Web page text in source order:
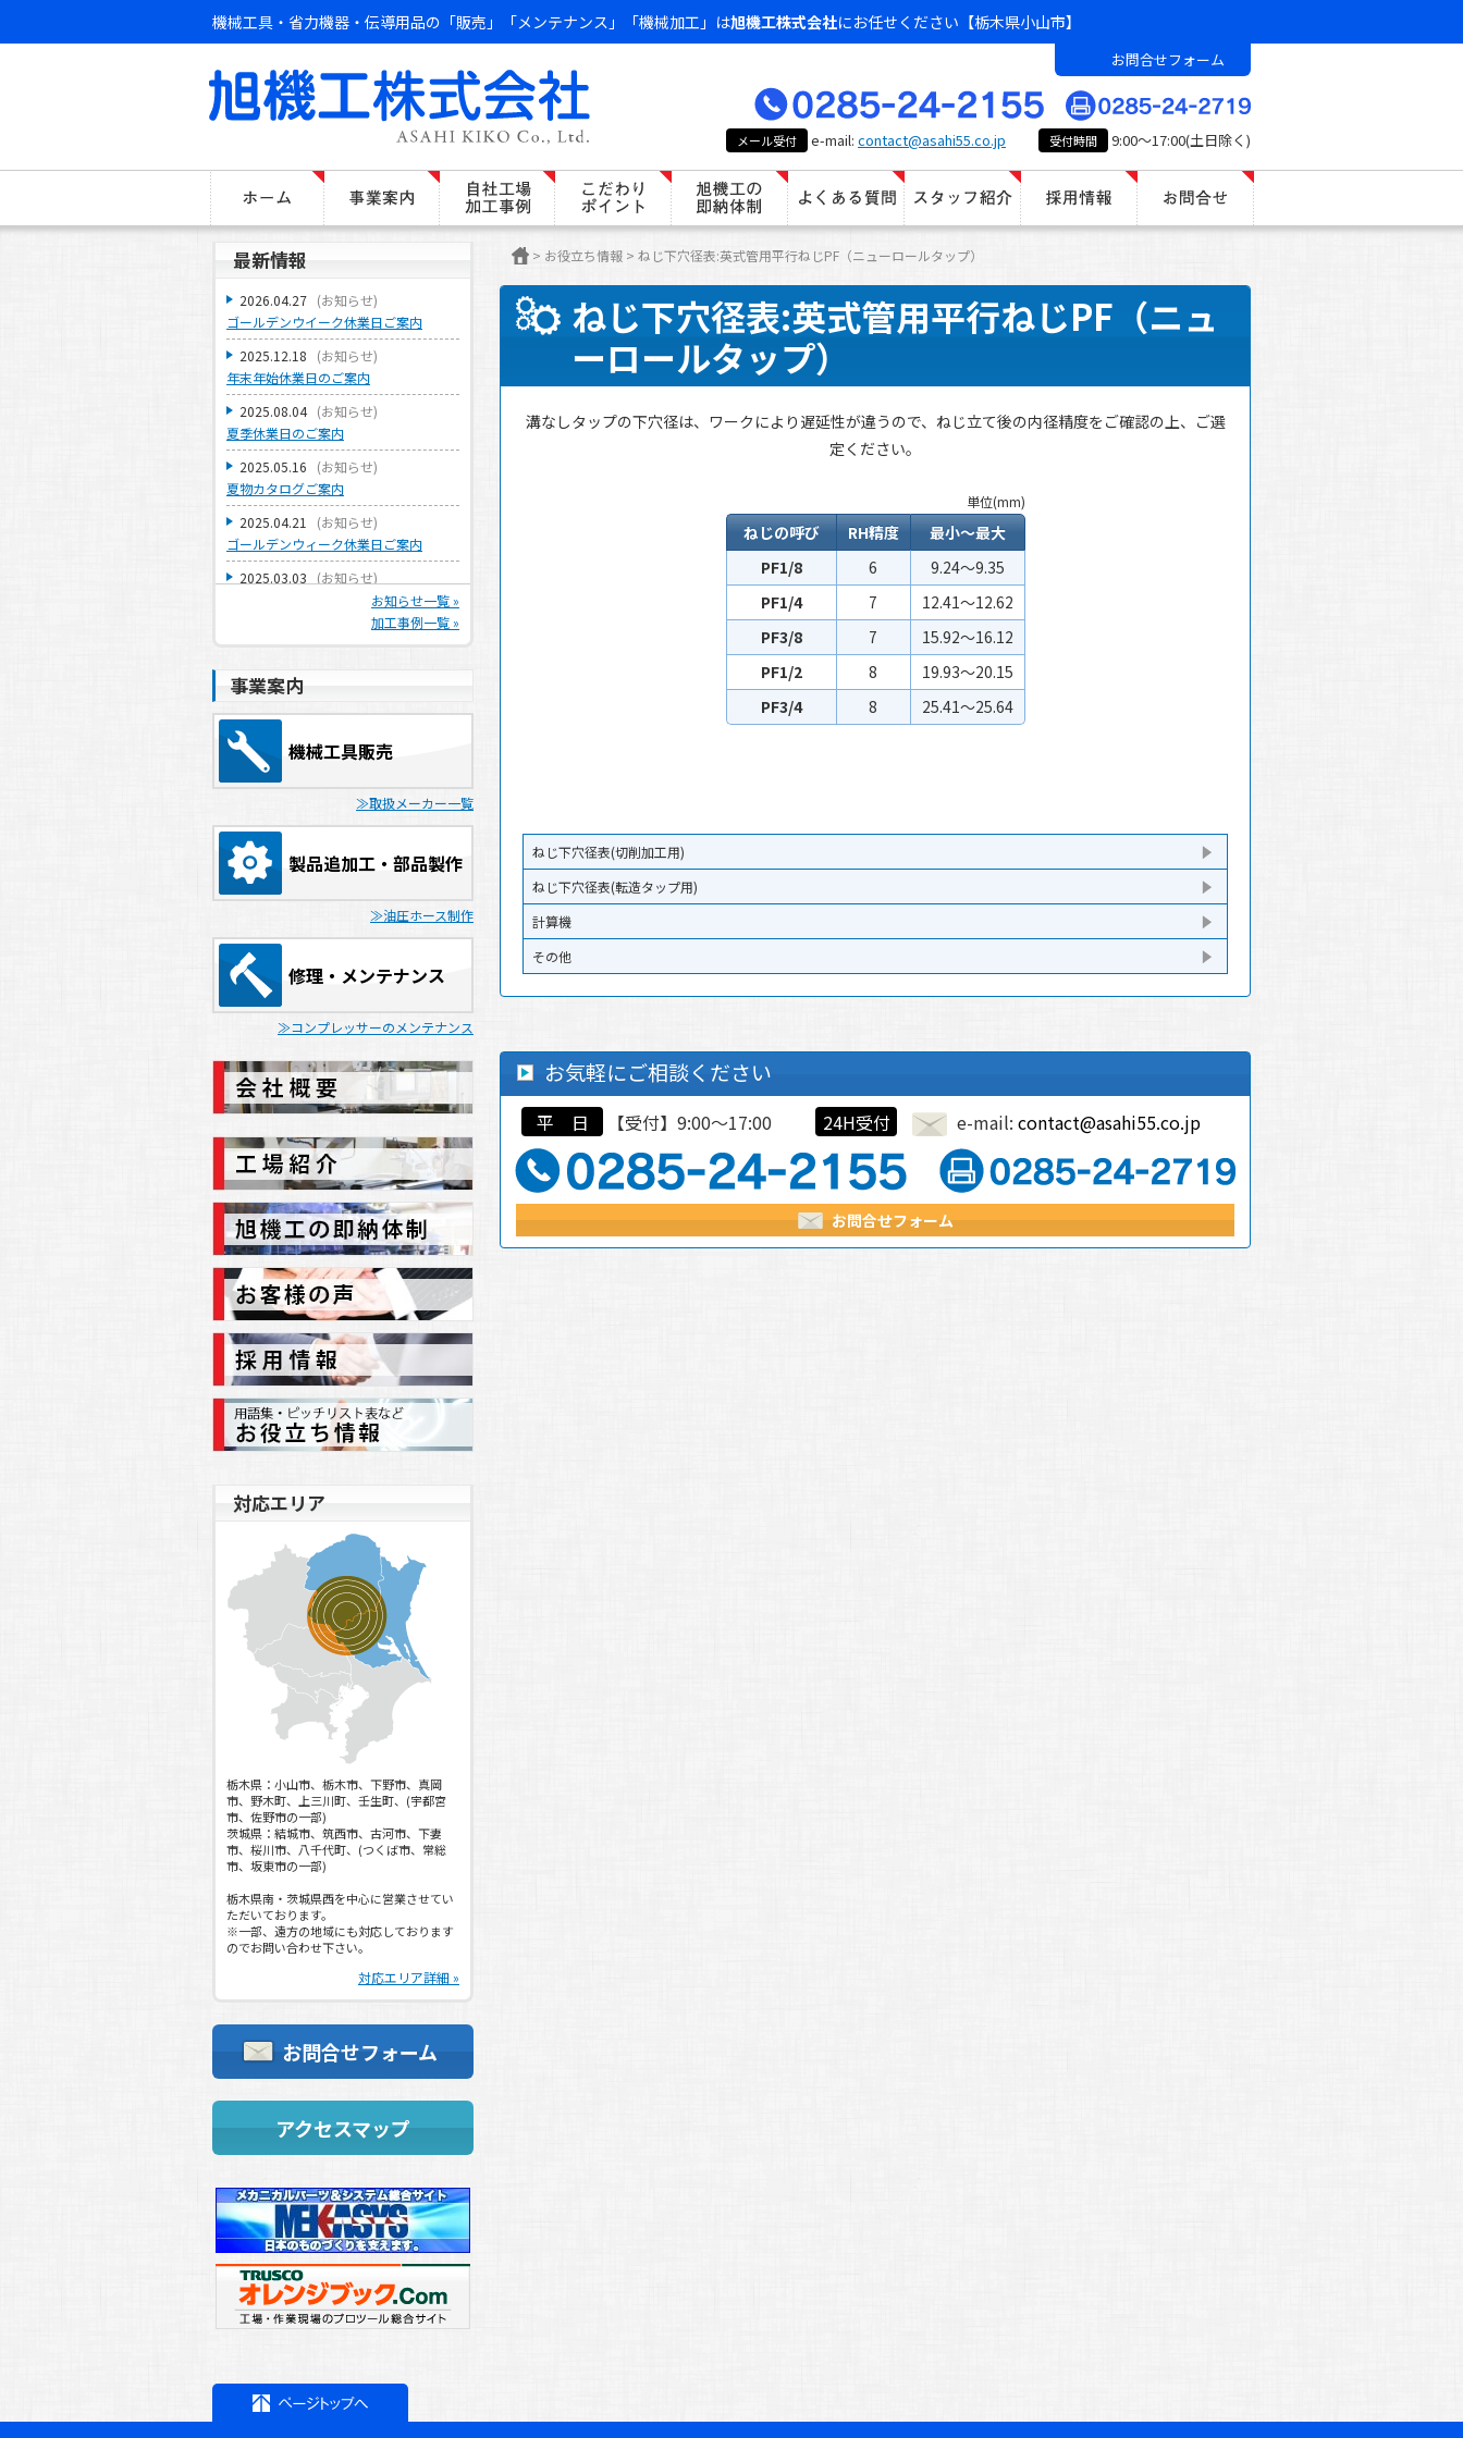
機械工具・省力機器・伝導用品の「販売」「メンテナンス」「機械加工」は旭機工株式会社にお任せください【栃木県小山市】
お問合せフォーム
メール受付 e-mail: contact@asahi55.co.jp 受付時間 9:00～17:00(土日除く)
> お役立ち情報 > ねじ下穴径表:英式管用平行ねじPF（ニューロールタップ）
ねじ下穴径表:英式管用平行ねじPF（ニュ
ーロールタップ）
溝なしタップの下穴径は、ワークにより遅延性が違うので、ねじ立て後の内径精度をご確認の上、ご選
定ください。
単位(mm)
ねじの呼び RH精度
最小～最大
PF1/8
6
9.24～9.35
PF1/4
7
12.41～12.62
PF3/8
7
15.92～16.12
PF1/2
8
19.93～20.15
PF3/4
8 25.41～25.64
ねじ下穴径表(切削加工用)
ねじ下穴径表(転造タップ用)
計算機
その他
お気軽にご相談ください
平 日 【受付】9:00～17:00 24H受付 e-mail: contact@asahi55.co.jp
お問合せフォーム
最新情報
2026.04.27 (お知らせ)
ゴールデンウイーク休業日ご案内
2025.12.18 (お知らせ)
年末年始休業日のご案内
2025.08.04 (お知らせ)
夏季休業日のご案内
2025.05.16 (お知らせ)
夏物カタログご案内
2025.04.21 (お知らせ)
ゴールデンウィーク休業日ご案内
2025.03.03 (お知らせ)
建設業許可取得のお知らせ
お知らせ)
2024.10.29
冬物カタログご案内
2024.07.22(お知らせ)
夏季休業日のご案内
お知らせ)
ゴールデンウィーク休業日ご案内
2023.12.25( お知らせ)
年末年始休業日のご案内
お知らせ)
2023.04.24(お知らせ
ゴールデンウィーク中の休業日のご案
内
北関東どてらい市開催のご案内
2022.12.21(お知らせ
年末年始休業日のご案内
2022.08.10(お知らせ)
夏季休業日のご案内
2022.04.25(お知らせ)
ゴールデンウィーク中の営業日・休業
日のご案内
2021.12.27(お知らせ
年末年始休業日のご案内
2021.07.16(お知らせ)
夏季休業日等のご案内
2021.03.01(お知らせ)
X-LOCK FESTIVALのご案内
2020.12.18(お知らせ)
2020.08.04(
2020.07.31
軸付き滑車(ローラー)製作
2020.05.29(お知らせ )
ポータブルスポットクーラー入荷予
定！！
2020.04.27( お知らせ
連休中の休業日ご案内
お知らせ
新型コロナウイルス感染拡大予防のた
めの対応について
2019.12.19
お知らせ)
年末年始休業日のご案内
夏季休業日のご案内
2019.04.24(お知らせ)
2019.04.24(お知らせ)
2019.04.11(お知らせ)
第３回 旭機工㈱マシンツールフェア開
催！
2018.10.17(お知らせ)
特別休暇のお知らせ
2018.07.25(お知らせ)
夏季休業日のご案内
2018.04.26(お知らせ)
連休中の営業日ご案内
2017.12.20(お知らせ
お知らせ一覧 »
加工事例一覧 »
事業案内
機械工具販売
取扱メーカー一覧
製品追加工・部品製作
油圧ホース制作
修理・メンテナンス
コンプレッサーのメンテナンス
対応エリア
栃木県：小山市、栃木市、下野市、真岡
市、野木町、上三川町、壬生町、(宇都宮
市、佐野市の一部)
茨城県：結城市、筑西市、古河市、下妻
市、桜川市、八千代町、(つくば市、常総
市、坂東市の一部)
栃木県南・茨城県西を中心に営業させてい
ただいております。
※一部、遠方の地域にも対応しております
のでお問い合わせ下さい。
対応エリア詳細 »
お問合せフォーム
アクセスマップ